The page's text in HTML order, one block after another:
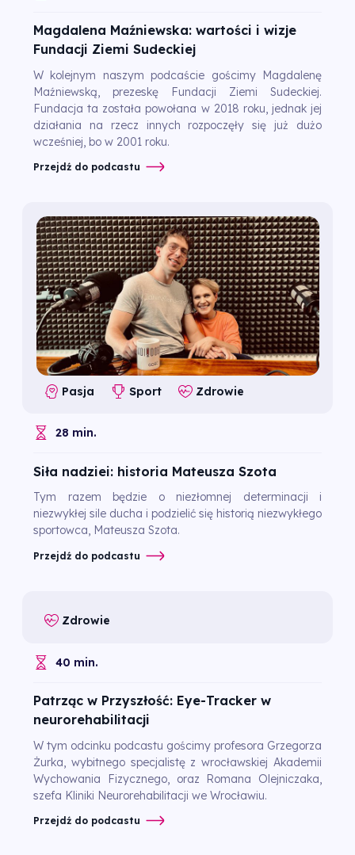
Magdalena Maźniewska: wartości i wizje
Fundacji Ziemi Sudeckiej
W kolejnym naszym podcaście gościmy Magdalenę
Maźniewską, prezeskę Fundacji Ziemi Sudeckiej.
Fundacja ta została powołana w 2018 roku, jednak jej
działania na rzecz innych rozpoczęły się już dużo
wcześniej, bo w 2001 roku.
Przejdź do podcastu
Pasja Sport Zdrowie
28 min.
Siła nadziei: historia Mateusza Szota
Tym razem będzie o niezłomnej determinacji i
niezwykłej sile ducha i podzielić się historią niezwykłego
sportowca, Mateusza Szota.
Przejdź do podcastu
Zdrowie
40 min.
Patrząc w Przyszłość: Eye-Tracker w
neurorehabilitacji
W tym odcinku podcastu gościmy profesora Grzegorza
Żurka, wybitnego specjalistę z wrocławskiej Akademii
Wychowania Fizycznego, oraz Romana Olejniczaka,
szefa Kliniki Neurorehabilitacji we Wrocławiu.
Przejdź do podcastu